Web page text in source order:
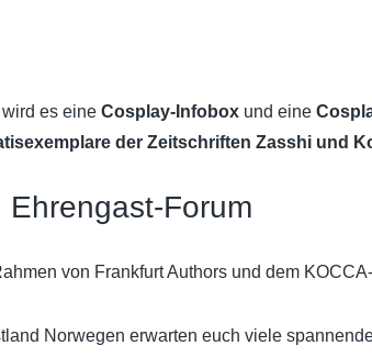
wird es eine Cosplay-Infobox und eine
der Zeitschriften Zasshi und
Ehrengast-Forum
von Frankfurt Authors und dem
Norwegen erwarten euch viele